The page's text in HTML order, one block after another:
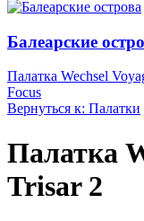
Балеарские
Палатка Wechsel
Focus
Вернуться к: Палатки
Палатка
Trisar 2